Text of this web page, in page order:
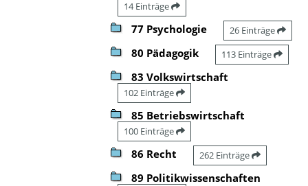
14 Einträge
77 Psychologie 26 Einträge
80 Pädagogik 113 Einträge
83 Volkswirtschaft
102 Einträge
85 Betriebswirtschaft
100 Einträge
86 Recht 262 Einträge
89 Politikwissenschaften